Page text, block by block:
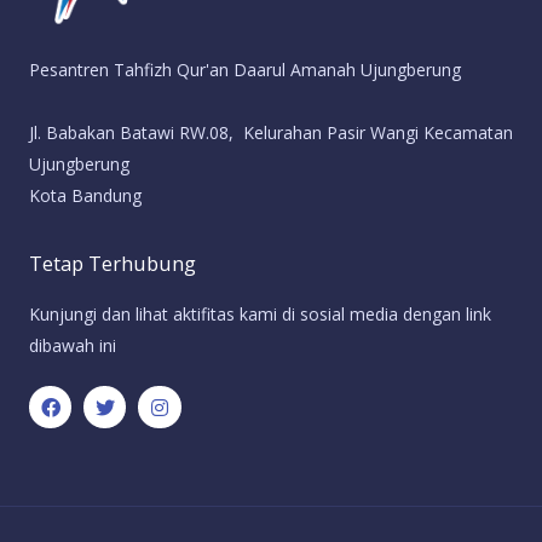
Pesantren Tahfizh Qur'an Daarul Amanah Ujungberung
Jl. Babakan Batawi RW.08, Kelurahan Pasir Wangi Kecamatan
Ujungberung
Kota Bandung
Tetap Terhubung
Kunjungi dan lihat aktifitas kami di sosial media dengan link
dibawah ini